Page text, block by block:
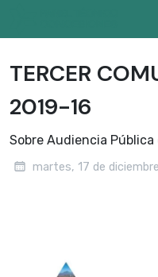
TERCER
2019-16
Sobre Audiencia
martes, 17 de